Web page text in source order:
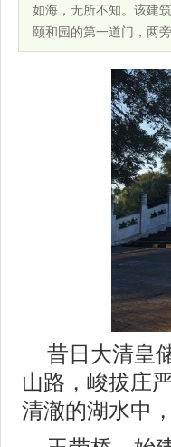
如海，无所不知。该建
颐和园的第一道门，两
昔日大清皇
山路，峻拔庄
清澈的湖水中